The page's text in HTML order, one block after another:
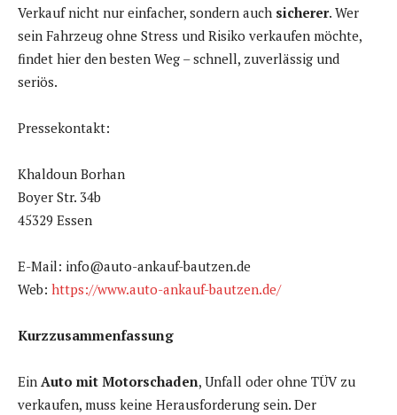
Verkauf nicht nur einfacher, sondern auch sicherer. Wer
sein Fahrzeug ohne Stress und Risiko verkaufen möchte,
findet hier den besten Weg – schnell, zuverlässig und
seriös.
Pressekontakt:
Khaldoun Borhan
Boyer Str. 34b
45329 Essen
E-Mail: info@auto-ankauf-bautzen.de
Web: https://www.auto-ankauf-bautzen.de/
Kurzzusammenfassung
Ein Auto mit Motorschaden, Unfall oder ohne TÜV zu
verkaufen, muss keine Herausforderung sein. Der